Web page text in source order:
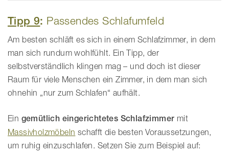
Tipp 9: Passendes Schlafumfeld
Am besten schläft es sich in einem Schlafzimmer, in dem
man sich rundum wohlfühlt. Ein Tipp, der
selbstverständlich klingen mag – und doch ist dieser
Raum für viele Menschen ein Zimmer, in dem man sich
ohnehin „nur zum Schlafen“ aufhält.
Ein gemütlich eingerichtetes Schlafzimmer mit
Massivholzmöbeln schafft die besten Voraussetzungen,
um ruhig einzuschlafen. Setzen Sie zum Beispiel auf: